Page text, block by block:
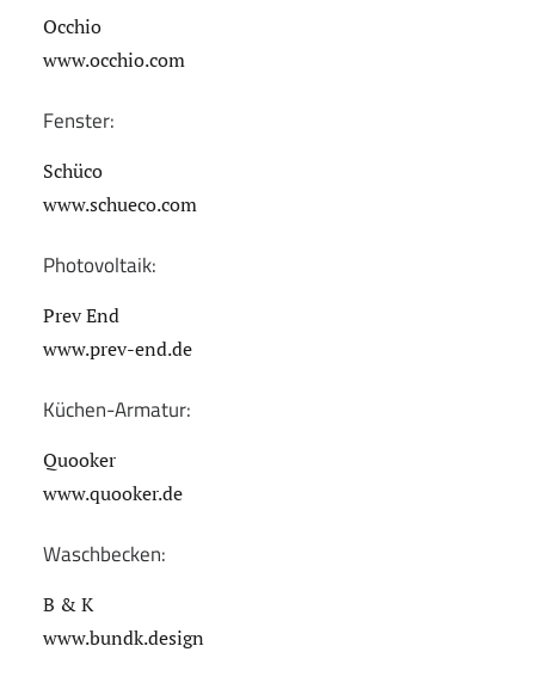
Occhio
www.occhio.com
Fenster:
Schüco
www.schueco.com
Photovoltaik:
Prev End
www.prev-end.de
Küchen-Armatur:
Quooker
www.quooker.de
Waschbecken:
B & K
www.bundk.design